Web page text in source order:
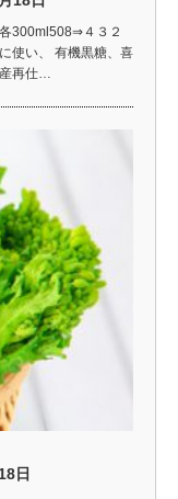
300ml508⇒４３２
使い、 有機黒糖、喜
再仕…
日